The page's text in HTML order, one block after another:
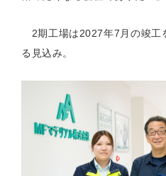
2期工場は2027年7月の竣工
る見込み。